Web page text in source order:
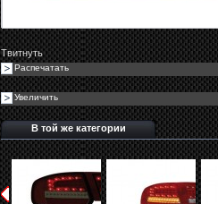
Твитнуть
Распечатать
Увеличить
В той же категории